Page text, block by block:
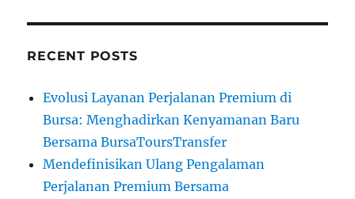
RECENT POSTS
Evolusi Layanan Perjalanan Premium di
Bursa: Menghadirkan Kenyamanan Baru
Bersama BursaToursTransfer
Mendefinisikan Ulang Pengalaman
Perjalanan Premium Bersama